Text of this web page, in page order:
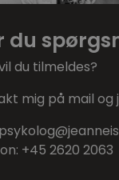
du
du tilmeldes?
mig på mail
+45 2620 2063